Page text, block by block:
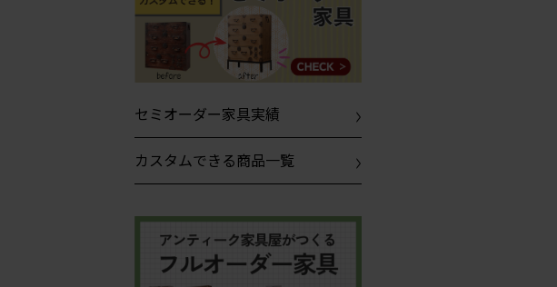
セミオーダー家具実績
カスタムできる商品一覧